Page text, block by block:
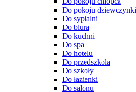
Do pokoju dziewczynki
Do sypialni
Do biura
Do kuchni
Do spa
Do hotelu
Do przedszkola
Do szkoły
Do łazienki
Do salonu